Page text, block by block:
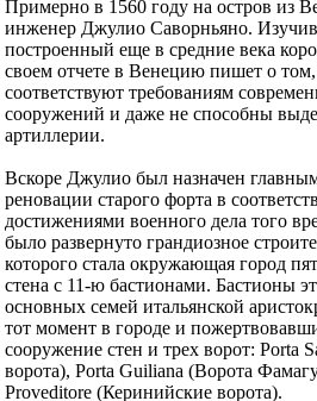
Примерно в 1560 году на остров из
инженер Джулио Саворньяно.
построенный еще в средние века
своем отчете в Венецию пишет о
соответствуют требованиям
сооружений и даже не способны
артиллерии.
Вскоре Джулио был назначен
реновации старого форта в
достижениями военного дела того
было развернуто грандиозное
которого стала окружающая город
стена с 11-ю бастионами. Бастионы
основных семей итальянской
тот момент в городе и
сооружение стен и трех ворот: Porta
ворота), Porta Guiliana (Ворота
Proveditore (Керинийские ворота).